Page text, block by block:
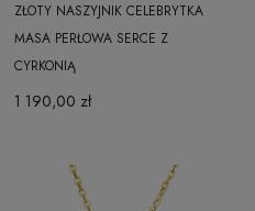
ZŁOTY NASZYJNIK CELEBRYTKA
MASA PERŁOWA SERCE Z
CYRKONIĄ
1 190,00 zł